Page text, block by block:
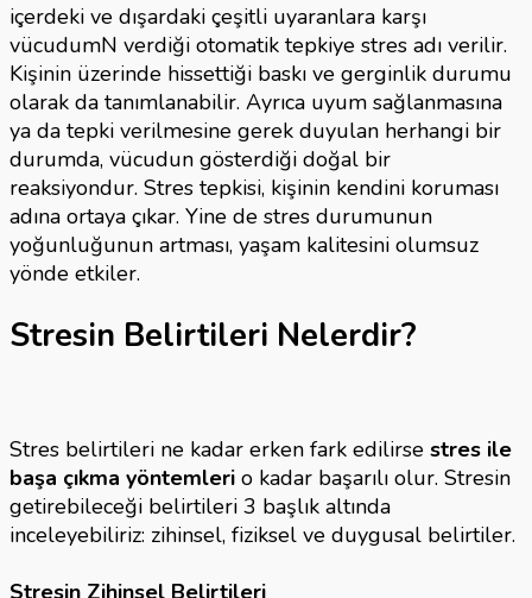
içerdeki ve dışardaki çeşitli uyaranlara karşı
vücudumN verdiği otomatik tepkiye stres adı verilir.
Kişinin üzerinde hissettiği baskı ve gerginlik durumu
olarak da tanımlanabilir. Ayrıca uyum sağlanmasına
ya da tepki verilmesine gerek duyulan herhangi bir
durumda, vücudun gösterdiği doğal bir
reaksiyondur. Stres tepkisi, kişinin kendini koruması
adına ortaya çıkar. Yine de stres durumunun
yoğunluğunun artması, yaşam kalitesini olumsuz
yönde etkiler.
Stresin Belirtileri Nelerdir?
Stres belirtileri ne kadar erken fark edilirse stres ile
başa çıkma yöntemleri o kadar başarılı olur. Stresin
getirebileceği belirtileri 3 başlık altında
inceleyebiliriz: zihinsel, fiziksel ve duygusal belirtiler.
Stresin Zihinsel Belirtileri